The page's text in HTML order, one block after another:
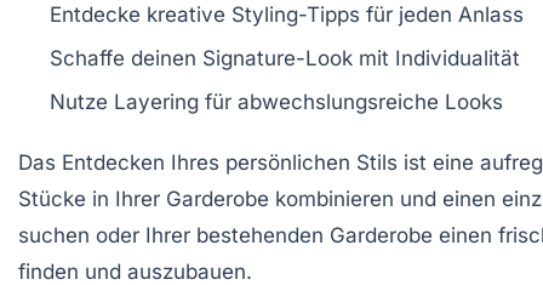
Entdecke kreative Styling-Tipps für jeden Anlass
Schaffe deinen Signature-Look mit Individualität
Nutze Layering für abwechslungsreiche Looks
Das Entdecken Ihres persönlichen Stils ist eine
Stücke in Ihrer Garderobe kombinieren und einen
suchen oder Ihrer bestehenden Garderobe einen
finden und auszubauen.